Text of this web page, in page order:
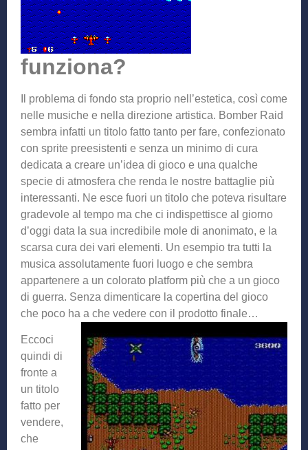
funziona?
Il problema di fondo sta proprio nell’estetica, così come
nelle musiche e nella direzione artistica. Bomber Raid
sembra infatti un titolo fatto tanto per fare, confezionato
con sprite preesistenti e senza un minimo di cura
dedicata a creare un’idea di gioco e una qualche
specie di atmosfera che renda le nostre battaglie più
interessanti. Ne esce fuori un titolo che poteva risultare
gradevole al tempo ma che ci indispettisce al giorno
d’oggi data la sua incredibile mole di anonimato, e la
scarsa cura dei vari elementi. Un esempio tra tutti la
musica assolutamente fuori luogo e che sembra
appartenere a un colorato platform più che a un gioco
di guerra. Senza dimenticare la copertina del gioco
che poco ha a che vedere con il prodotto finale…
Eccoci
quindi di
fronte a
un titolo
fatto per
vendere,
che